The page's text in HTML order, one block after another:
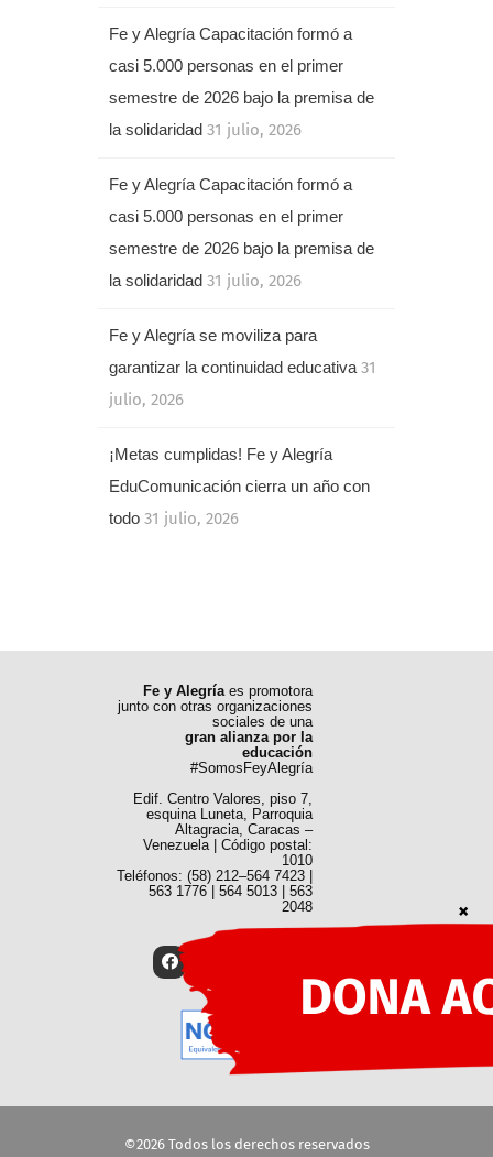
Fe y Alegría Capacitación formó a
casi 5.000 personas en el primer
semestre de 2026 bajo la premisa de
la solidaridad 31 julio, 2026
Fe y Alegría Capacitación formó a
casi 5.000 personas en el primer
semestre de 2026 bajo la premisa de
la solidaridad 31 julio, 2026
Fe y Alegría se moviliza para
garantizar la continuidad educativa 31
julio, 2026
¡Metas cumplidas! Fe y Alegría
EduComunicación cierra un año con
todo 31 julio, 2026
Fe y Alegría es promotora
junto con otras organizaciones
sociales de una
gran alianza por la
educación
#SomosFeyAlegría
Edif. Centro Valores, piso 7,
esquina Luneta, Parroquia
Altagracia, Caracas –
Venezuela | Código postal:
1010
Teléfonos: (58) 212–564 7423 |
563 1776 | 564 5013 | 563
2048
©2026 Todos los derechos reservados